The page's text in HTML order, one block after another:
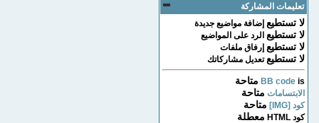
تعليمات المشاركة
لا تستطيعإضافة مواضيع جديدة
لا تستطيعالرد على المواضيع
لا تستطيعإرفاق ملفات
لا تستطيعتعديل مشاركاتك
BB codeis متاحة
الابتسامات متاحة
كود [IMG] متاحة
كود HTML معطلة